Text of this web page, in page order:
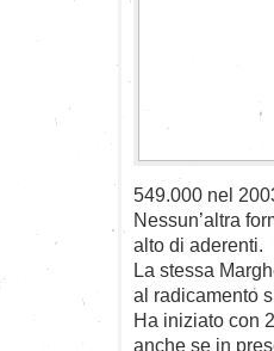
549.000 nel
Nessun’altra
alto di aderenti.
La stessa
al radicamento
Ha iniziato con
anche se in